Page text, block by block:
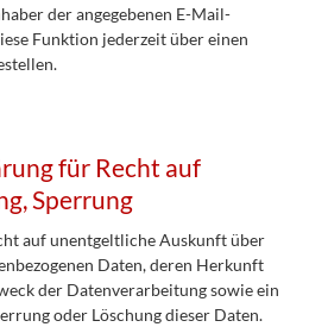
der angegebenen E-Mail-
Funktion jederzeit über einen
für Recht auf
Sperrung
auf unentgeltliche Auskunft über
Daten, deren Herkunft
der Datenverarbeitung sowie ein
oder Löschung dieser Daten.